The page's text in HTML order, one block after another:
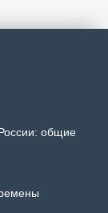
общие